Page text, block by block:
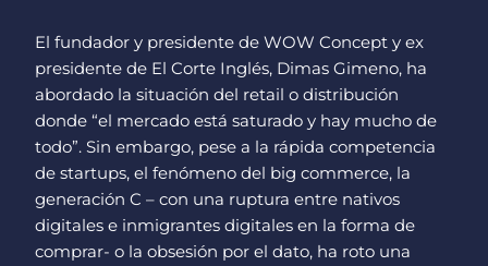
El fundador y presidente de WOW Concept y ex
presidente de El Corte Inglés, Dimas Gimeno, ha
abordado la situación del retail o distribución
donde “el mercado está saturado y hay mucho de
todo”. Sin embargo, pese a la rápida competencia
de startups, el fenómeno del big commerce, la
generación C – con una ruptura entre nativos
digitales e inmigrantes digitales en la forma de
comprar- o la obsesión por el dato, ha roto una